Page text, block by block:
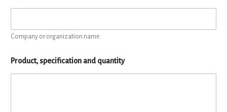
Company or organization name.
Product, specification and quantity